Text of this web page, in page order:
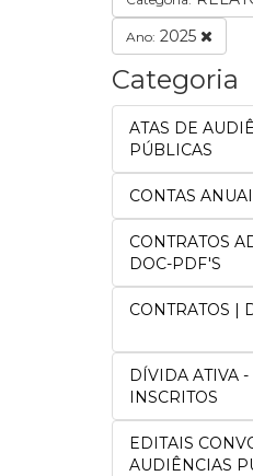
Ano: 2025
Categoria
ATAS DE
PÚBLICAS
CONTAS
CONTRATOS
DOC-PDF'S
CONTRATOS |
DÍVIDA ATIVA
INSCRITOS
EDITAIS
AUDIÊNCIAS